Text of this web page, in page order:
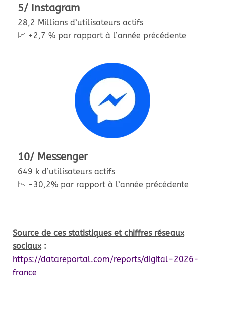
5/ Instagram
28,2 Millions d’utilisateurs actifs
📈 +2,7 % par rapport à l’année précédente
10/ Messenger
649 k d’utilisateurs actifs
📉 -30,2% par rapport à l’année précédente
Source de ces statistiques et chiffres réseaux
sociaux:
https://datareportal.com/reports/digital-2026-
france